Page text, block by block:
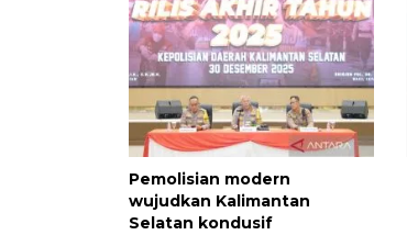
Pemolisian modern
wujudkan Kalimantan
Selatan kondusif